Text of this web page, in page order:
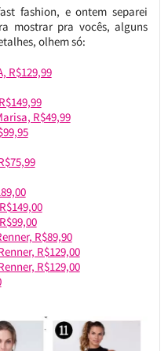
fashion, e ontem separei
mostrar pra vocês, alguns
olhem só:
R$129,99
R$49,99
R$89,90
R$129,00
R$129,00